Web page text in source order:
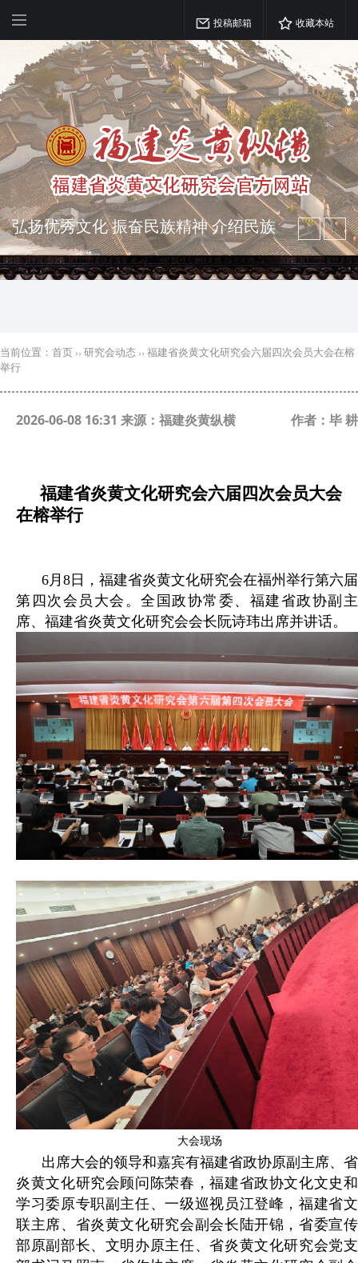
投稿邮箱 收藏本站
突出海西特色 报道台港澳侨 坚持古为
今用 力求雅俗共赏
弘扬优秀文化 振奋民族精神 介绍民族
当前位置： 首页 ›› 研究会动态 ›› 福建省炎黄文化研究会六届四次会员大会在榕
举行
2026-06-08 16:31 来源：福建炎黄纵横 作者：毕 耕
福建省炎黄文化研究会六届四次会员大会
在榕举行
6月8日，福建省炎黄文化研究会在福州举行第六届
第四次会员大会。全国政协常委、福建省政协副主
席、福建省炎黄文化研究会会长阮诗玮出席并讲话。
大会现场
出席大会的领导和嘉宾有福建省政协原副主席、省
炎黄文化研究会顾问陈荣春，福建省政协文化文史和
学习委原专职副主任、一级巡视员江登峰，福建省文
联主席、省炎黄文化研究会副会长陆开锦，省委宣传
部原副部长、文明办原主任、省炎黄文化研究会党支